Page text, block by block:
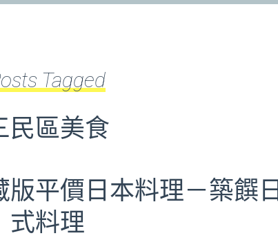
Tagged
民區美食
版平價日本料理－築饌日
式料理